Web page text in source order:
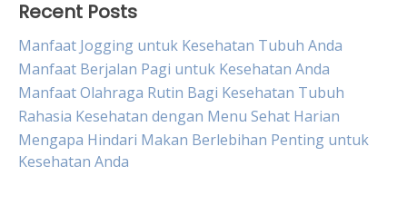
Recent Posts
Manfaat Jogging untuk Kesehatan Tubuh Anda
Manfaat Berjalan Pagi untuk Kesehatan Anda
Manfaat Olahraga Rutin Bagi Kesehatan Tubuh
Rahasia Kesehatan dengan Menu Sehat Harian
Mengapa Hindari Makan Berlebihan Penting untuk
Kesehatan Anda